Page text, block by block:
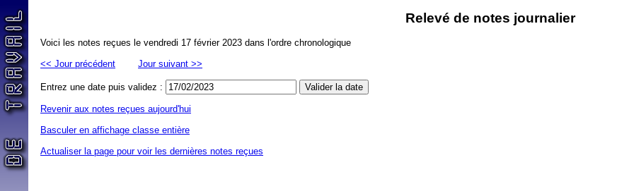
Relevé de notes journalier
Voici les notes reçues le vendredi 17 février 2023 dans l'ordre chronologique
<< Jour précédent
Jour suivant >>
Entrez une date puis validez :
Revenir aux notes reçues aujourd'hui
Basculer en affichage classe entière
Actualiser la page pour voir les dernières notes reçues